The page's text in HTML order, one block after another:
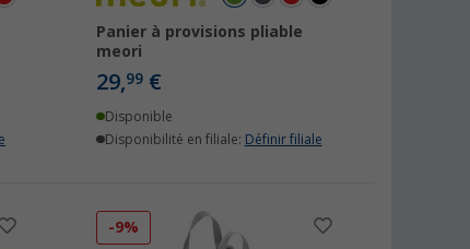
Panier à provisions pliable
meori
29,99 €
Disponible
Disponibilité en filiale: Définir filiale
-9%